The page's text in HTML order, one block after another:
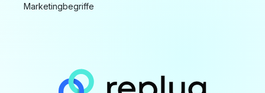
Marketingbegriffe